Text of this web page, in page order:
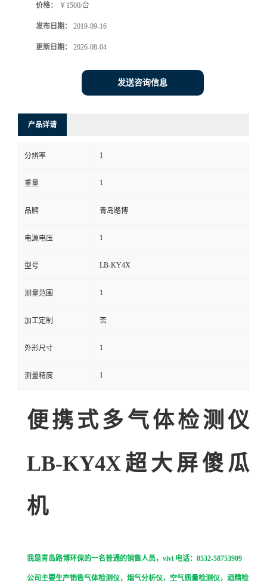
系
方
式
在
线
价格： ￥1500/台
发布日期： 2019-09-16
更新日期： 2026-08-04
发送咨询信息
产品详请
分辨率 1
重量 1
品牌 青岛路博
电源电压 1
型号 LB-KY4X
测量范围 1
加工定制 否
外形尺寸 1
测量精度 1
便携式多气体检测仪
LB-KY4X超大屏傻瓜
机
我是青岛路博环保的一名普通的销售人员， vivi 电话：0532-58753909
公司主要生产销售气体检测仪，烟气分析仪，空气质量检测仪，酒精检